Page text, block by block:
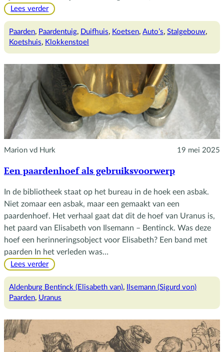
Lees verder:
stalgebouw
van
Paarden, Paardentuig, Duifhuis, Koetsen, Auto’s, Stalgebouw
Koetshuis, Klokkenstoel
Marion vd Hurk 19 mei 2025
Een paardenhoef als gebruiksvoorwerp
In de bibliotheek staat op het bureau in de hoek een asbak.
Niet zomaar een asbak, maar een gemaakt van een
paardenhoef. Het verhaal gaat dat dit de hoef van Uranus is,
het paard van Elisabeth von Ilsemann – Bentinck. Was deze
hoef een herinneringsobject voor Elisabeth? Een band met
paarden In het verleden was…
Lees verder:
paardenhoef
als
Aldenburg Bentinck (Elisabeth van),
Ilsemann (Sigurd von)
Paarden, Uranus